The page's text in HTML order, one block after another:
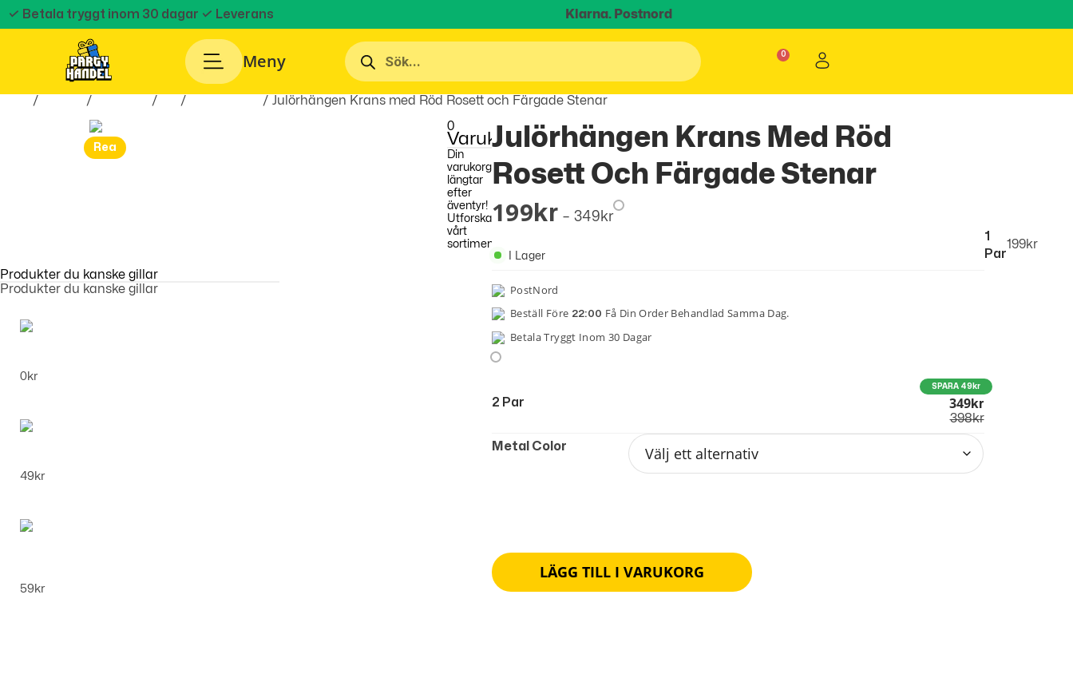
✓ Betala tryggt inom 30 dagar ✓ Leverans Klarna. Postnord
Meny
/ / / / / Julörhängen Krans med Röd Rosett och Färgade Stenar
Rea
Julörhängen Krans Med Röd
Rosett Och Färgade Stenar
199 Kr – 349Kr
I Lager
PostNord
Beställ Före 22:00 Få Din Order Behandlad Samma Dag.
Betala Tryggt Inom 30 Dagar
1
Par
199kr
2 Par
398kr
349Kr
SPARA 49kr
Metal Color
LÄGG TILL I VARUKORG
0
Varukorg
Din
varukorg
längtar
efter
äventyr!
Utforska
vårt
sortiment
Produkter du kanske gillar
Produkter du kanske gillar
0kr
49 kr
59 kr